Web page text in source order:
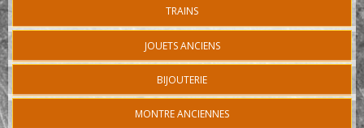
TRAINS
JOUETS ANCIENS
BIJOUTERIE
MONTRE ANCIENNES